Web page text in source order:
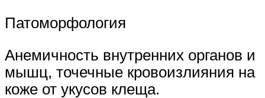
Патоморфология
Анемичность внутренних органов и
мышц, точечные кровоизлияния на
коже от укусов клеща.